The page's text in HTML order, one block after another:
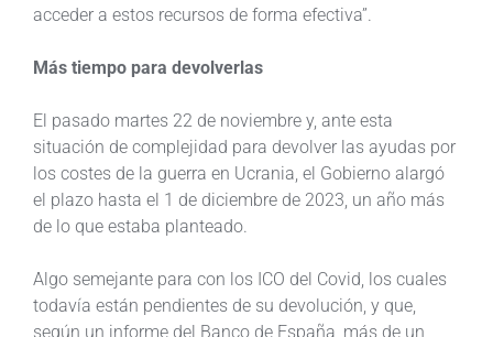
acceder a estos recursos de forma efectiva”.
Más tiempo para devolverlas
El pasado martes 22 de noviembre y, ante esta
situación de complejidad para devolver las ayudas por
los costes de la guerra en Ucrania, el Gobierno alargó
el plazo hasta el 1 de diciembre de 2023, un año más
de lo que estaba planteado.
Algo semejante para con los ICO del Covid, los cuales
todavía están pendientes de su devolución, y que,
según un informe del Banco de España, más de un